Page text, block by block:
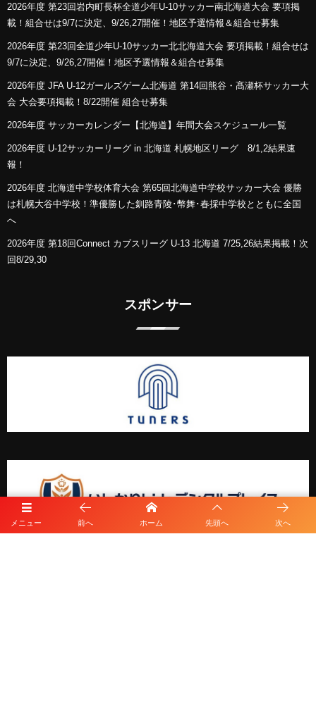
メニュー 前へ ホーム 先頭へ 次へ
2026年度 第23回岩内町長杯全道少年U-10サッカー南北海道大会 要項掲
載！組合せは9/7に決定、9/26,27開催！地区予選情報＆組合せ募集
2026年度 第23回全道少年U-10サッカー北北海道大会 要項掲載！組合せは
9/7に決定、9/26,27開催！地区予選情報＆組合せ募集
2026年度 JFA U-12ガールズゲーム北海道 第14回熊谷・髙瀬杯サッカー大
会 大会要項掲載！8/22開催 組合せ募集
2026年度 サッカーカレンダー【北海道】年間大会スケジュール一覧
2026年度 U-12サッカーリーグ in 北海道 札幌地区リーグ 8/1,2結果速
報！
2026年度 北海道中学校体育大会 第65回北海道中学校サッカー大会 優勝
は札幌大谷中学校！準優勝した釧路青陵･幣舞･春採中学校とともに全国
へ
2026年度 第18回Connect カブスリーグ U-13 北海道 7/25,26結果掲載！次
回8/29,30
スポンサー